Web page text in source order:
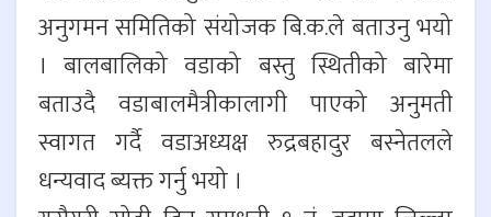
अनुगमन समितिको संयोजक बि.क.ले बताउनु भयो
। बालबालिको वडाको बस्तु स्थितीको बारेमा
बताउदै वडाबालमैत्रीकालागी पाएको अनुमती
स्वागत गर्दै वडाअध्यक्ष रुद्रबहादुर बस्नेतलले
धन्यवाद ब्यक्त गर्नु भयो ।